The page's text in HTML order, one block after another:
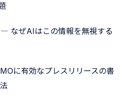
なぜAIはこの情報を無視する
に有効なプレスリリースの書